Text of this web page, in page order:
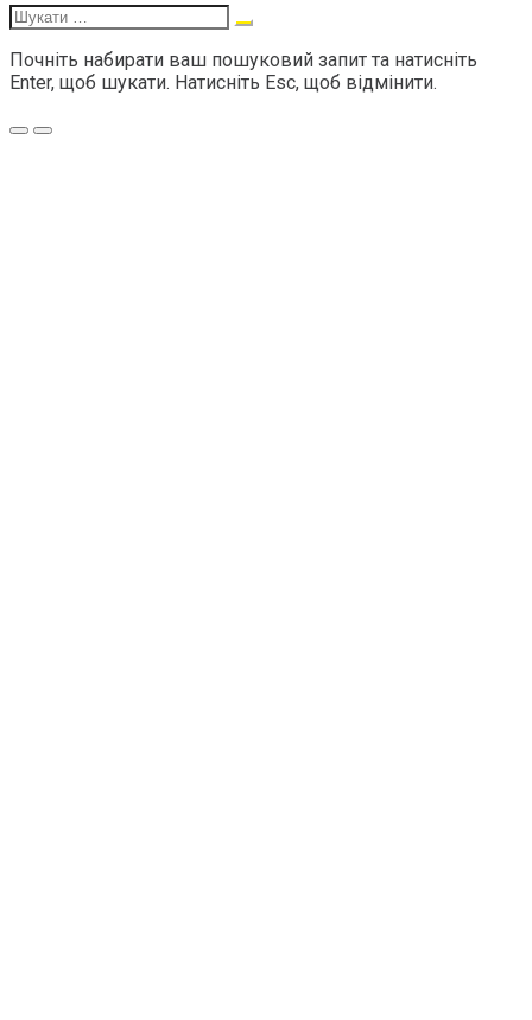
Шукати:
Почніть набирати ваш пошуковий запит та натисніть
Enter, щоб шукати. Натисніть Esc, щоб відмінити.
Меню